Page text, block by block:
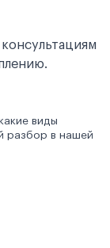
виды
разбор в нашей